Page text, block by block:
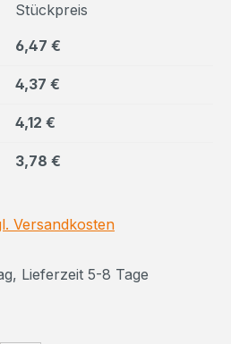
Stückpreis
6,47 €
4,37 €
4,12 €
3,78 €
Versandkosten
Lieferzeit 5-8 Tage